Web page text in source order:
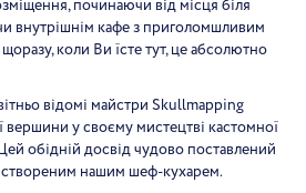
починаючи від місця біля
внутрішнім кафе з приголомшливим
коли Ви їсте тут, це абсолютно
відомі майстри Skullmapping
вершини у своєму мистецтві кастомної
обідній досвід чудово поставлений
нашим шеф-кухарем.